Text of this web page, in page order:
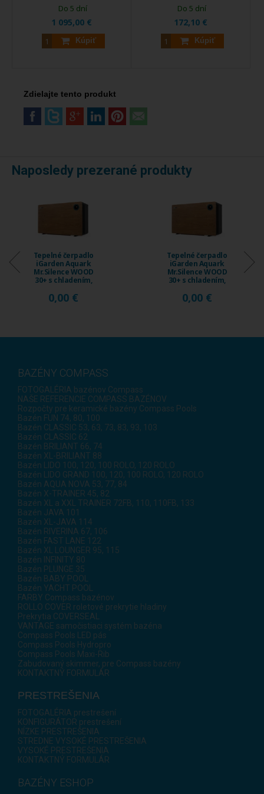
1 095,00 €
Kúpiť
Do 5 dní
172,10 €
Kúpiť
Do 5 dní
Zdielajte tento produkt
Naposledy prezerané produkty
Tepelné čerpadlo
iGarden Aquark
Mr.Silence WOOD
30+ s chladením,
0,00 €
Tepelné čerpadlo
iGarden Aquark
Mr.Silence WOOD
30+ s chladením,
0,00 €
BAZÉNY COMPASS
FOTOGALÉRIA bazénov Compass
NAŠE REFERENCIE COMPASS BAZÉNOV
Rozpočty pre keramické bazény Compass Pools
Bazén FUN 74, 80, 100
Bazén CLASSIC 53, 63, 73, 83, 93, 103
Bazén CLASSIC 62
Bazén BRILIANT 66, 74
Bazén XL-BRILIANT 88
Bazén LIDO 100, 120, 100 ROLO, 120 ROLO
Bazén LIDO GRAND 100, 120, 100 ROLO, 120 ROLO
Bazén AQUA NOVA 53, 77, 84
Bazén X-TRAINER 45, 82
Bazén XL a XXL TRAINER 72FB, 110, 110FB, 133
Bazén JAVA 101
Bazén XL-JAVA 114
Bazén RIVERINA 67, 106
Bazén FAST LANE 122
Bazén XL LOUNGER 95, 115
Bazén INFINITY 80
Bazén PLUNGE 35
Bazén BABY POOL
Bazén YACHT POOL
FARBY Compass bazénov
ROLLO COVER roletové prekrytie hladiny
Prekrytia COVERSEAL
VANTAGE samočistiaci systém bazéna
Compass Pools LED pás
Compass Pools Hydropro
Compass Pools Maxi-Rib
Zabudovaný skimmer, pre Compass bazény
KONTAKTNÝ FORMULÁR
PRESTREŠENIA
FOTOGALÉRIA prestrešení
KONFIGURÁTOR prestrešení
NÍZKE PRESTREŠENIA
STREDNE VYSOKÉ PRESTREŠENIA
VYSOKÉ PRESTREŠENIA
KONTAKTNÝ FORMULÁR
BAZÉNY ESHOP